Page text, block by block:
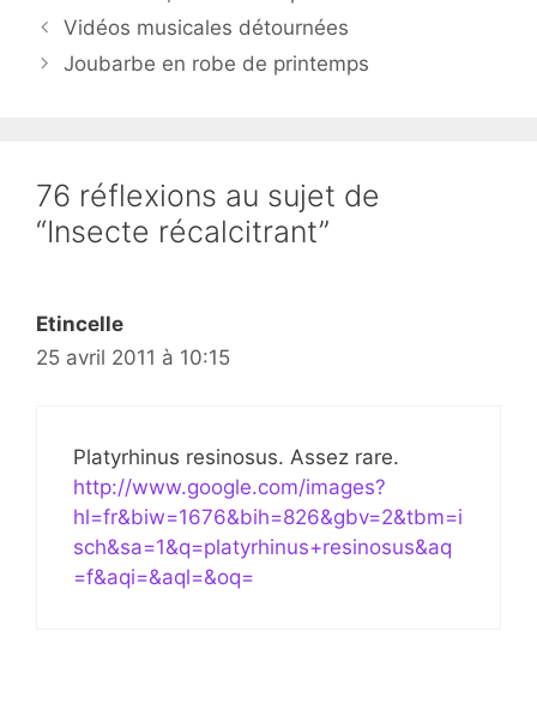
Vidéos musicales détournées
Joubarbe en robe de printemps
76 réflexions au sujet de
“Insecte récalcitrant”
Etincelle
25 avril 2011 à 10:15
Platyrhinus resinosus. Assez rare.
http://www.google.com/images?
hl=fr&biw=1676&bih=826&gbv=2&tbm=i
sch&sa=1&q=platyrhinus+resinosus&aq
=f&aqi=&aql=&oq=